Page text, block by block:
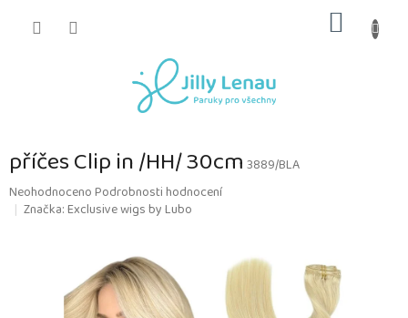
KOŠÍK
příčes Clip in /HH/ 30cm 3889/BLA
Průměrné
hodnocení
NeohodnocenoPodrobnosti hodnocení
Značka:Exclusive wigs by Lubo